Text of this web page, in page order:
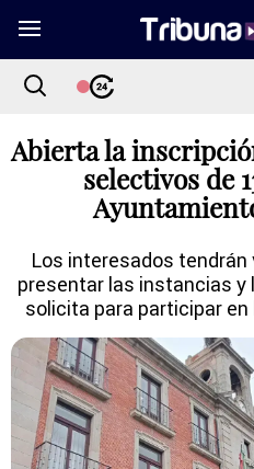
Abierta la
selectivos de
Los interesados
presentar las instancias y
solicita para participar